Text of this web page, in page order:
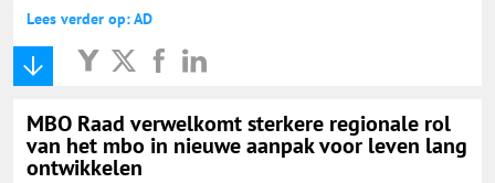
Lees verder op: AD
MBO Raad verwelkomt sterkere regionale rol
van het mbo in nieuwe aanpak voor leven lang
ontwikkelen